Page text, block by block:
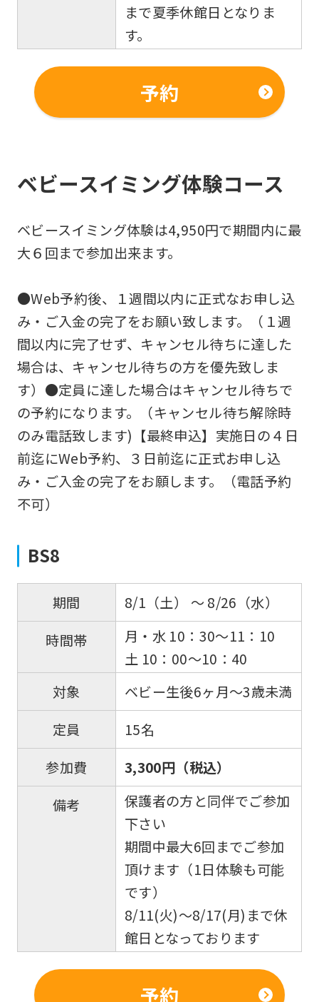
まで夏季休館日となりま
す。
予約
ベビースイミング体験コース
ベビースイミング体験は4,950円で期間内に最
大６回まで参加出来ます。
●Web予約後、１週間以内に正式なお申し込
み・ご入金の完了をお願い致します。（１週
間以内に完了せず、キャンセル待ちに達した
場合は、キャンセル待ちの方を優先致しま
す）●定員に達した場合はキャンセル待ちで
の予約になります。（キャンセル待ち解除時
のみ電話致します)【最終申込】実施日の４日
前迄にWeb予約、３日前迄に正式お申し込
み・ご入金の完了をお願します。（電話予約
不可）
BS8
期間
8/1（土） 〜 8/26（水）
時間帯
月・水 10：30〜11：10
土 10：00〜10：40
対象
ベビー生後6ヶ月〜3歳未満
定員
15名
参加費
3,300円（税込）
備考
保護者の方と同伴でご参加
下さい
期間中最大6回までご参加
頂けます（1日体験も可能
です）
8/11(火)〜8/17(月)まで休
館日となっております
予約